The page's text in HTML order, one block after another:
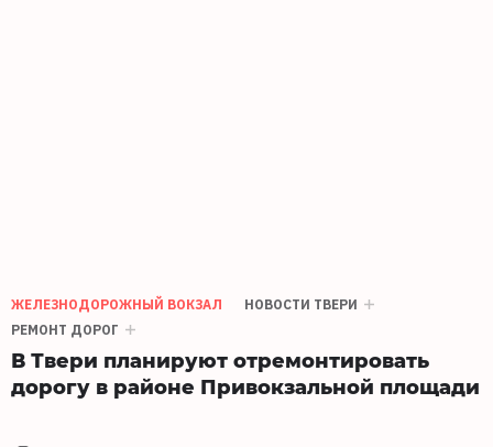
ЖЕЛЕЗНОДОРОЖНЫЙ ВОКЗАЛ
НОВОСТИ ТВЕРИ
РЕМОНТ ДОРОГ
В Твери планируют отремонтировать
дорогу в районе Привокзальной площади